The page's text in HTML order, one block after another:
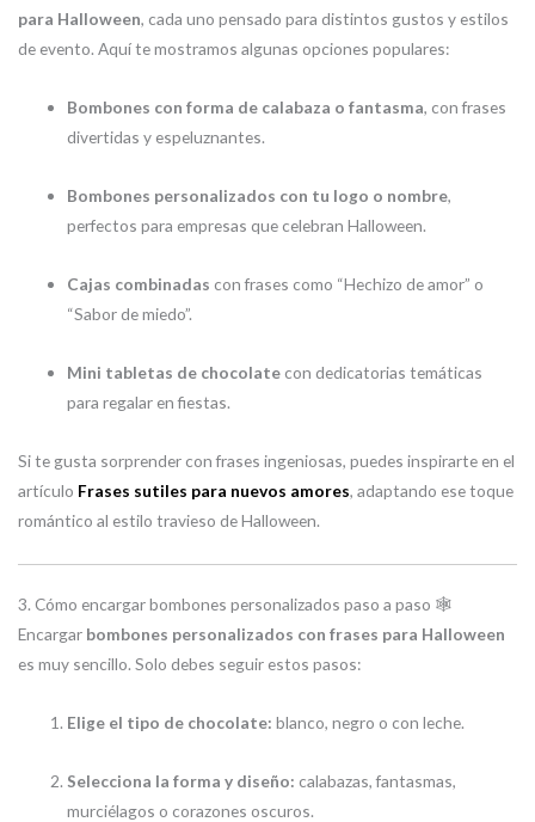
para Halloween, cada uno pensado para distintos gustos y estilos
de evento. Aquí te mostramos algunas opciones populares:
Bombones con forma de calabaza o fantasma, con frases
divertidas y espeluznantes.
Bombones personalizados con tu logo o nombre,
perfectos para empresas que celebran Halloween.
Cajas combinadas con frases como “Hechizo de amor” o
“Sabor de miedo”.
Mini tabletas de chocolate con dedicatorias temáticas
para regalar en fiestas.
Si te gusta sorprender con frases ingeniosas, puedes inspirarte en el
artículo Frases sutiles para nuevos amores, adaptando ese toque
romántico al estilo travieso de Halloween.
3. Cómo encargar bombones personalizados paso a paso 🕸️
Encargar bombones personalizados con frases para Halloween
es muy sencillo. Solo debes seguir estos pasos:
Elige el tipo de chocolate: blanco, negro o con leche.
Selecciona la forma y diseño: calabazas, fantasmas,
murciélagos o corazones oscuros.